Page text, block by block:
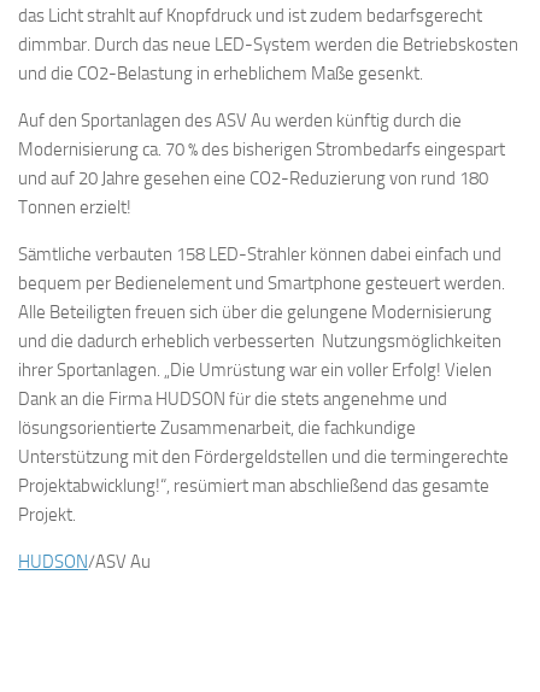
das Licht strahlt auf Knopfdruck und ist zudem bedarfsgerecht
dimmbar. Durch das neue LED-System werden die Betriebskosten
und die CO2-Belastung in erheblichem Maße gesenkt.
Auf den Sportanlagen des ASV Au werden künftig durch die
Modernisierung ca. 70 % des bisherigen Strombedarfs eingespart
und auf 20 Jahre gesehen eine CO2-Reduzierung von rund 180
Tonnen erzielt!
Sämtliche verbauten 158 LED-Strahler können dabei einfach und
bequem per Bedienelement und Smartphone gesteuert werden.
Alle Beteiligten freuen sich über die gelungene Modernisierung
und die dadurch erheblich verbesserten Nutzungsmöglichkeiten
ihrer Sportanlagen. „Die Umrüstung war ein voller Erfolg! Vielen
Dank an die Firma HUDSON für die stets angenehme und
lösungsorientierte Zusammenarbeit, die fachkundige
Unterstützung mit den Fördergeldstellen und die termingerechte
Projektabwicklung!“, resümiert man abschließend das gesamte
Projekt.
HUDSON/ASV Au